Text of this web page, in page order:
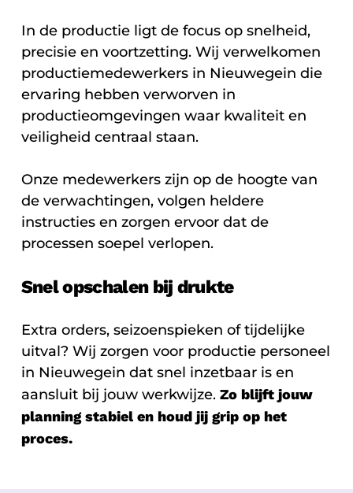
In de productie ligt de focus op snelheid,
precisie en voortzetting. Wij verwelkomen
productiemedewerkers in Nieuwegein die
ervaring hebben verworven in
productieomgevingen waar kwaliteit en
veiligheid centraal staan.
Onze medewerkers zijn op de hoogte van
de verwachtingen, volgen heldere
instructies en zorgen ervoor dat de
processen soepel verlopen.
Snel opschalen bij drukte
Extra orders, seizoenspieken of tijdelijke
uitval? Wij zorgen voor productie personeel
in Nieuwegein dat snel inzetbaar is en
aansluit bij jouw werkwijze. Zo blijft jouw
planning stabiel en houd jij grip op het
proces.